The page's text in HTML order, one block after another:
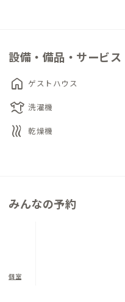
です。隣接するワーキング
設備・備品・サービス
home ゲストハウス
laundry 洗濯機
heat 乾燥機
みんなの予約
個室